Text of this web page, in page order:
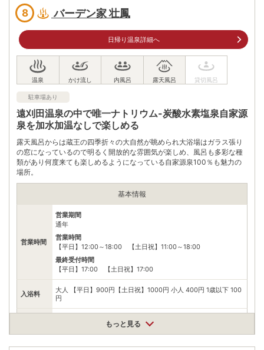
分
駐車場 無料（20台）
※ 掲載情報は変更になる場合があります。最新の内容はご利用前にご自身でお
問合せください。
※ 料金情報は税込・税抜表記が混ざっております。正しい金額はご利用前にご
自身でお問合せください。
8 バーデン家 壮鳳
日帰り温泉詳細へ
駐車場あり
遠刈田温泉の中で唯一ナトリウム-炭酸水素塩泉自家源
泉を加水加温なしで楽しめる
露天風呂からは蔵王の四季折々の大自然が眺められ大浴場はガラス張り
の窓になっているので明るく開放的な雰囲気が楽しめ、風呂も多彩な種
類があり何度来ても楽しめるようになっている自家源泉100％も魅力の
場所。
基本情報
営業時間
営業期間
通年
営業時間
【平日】12:00～18:00 【土日祝】11:00～18:00
最終受付時間
【平日】17:00 【土日祝】17:00
入浴料
大人 【平日】900円【土日祝】1000円 小人 400円 1歳以下 100
円
もっと見る